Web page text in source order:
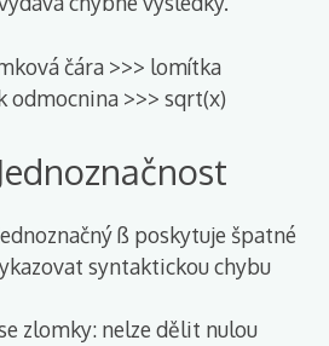
čára >>> lomítka
odmocnina >>> sqrt(x)
ß poskytuje špatné
syntaktickou chybu
zlomky: nelze dělit nulou